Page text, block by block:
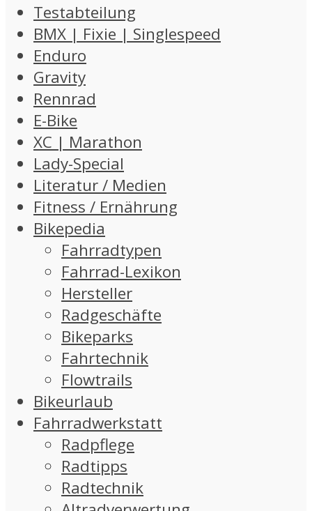
Testabteilung
BMX | Fixie | Singlespeed
Enduro
Gravity
Rennrad
E-Bike
XC | Marathon
Lady-Special
Literatur / Medien
Fitness / Ernährung
Bikepedia
Fahrradtypen
Fahrrad-Lexikon
Hersteller
Radgeschäfte
Bikeparks
Fahrtechnik
Flowtrails
Bikeurlaub
Fahrradwerkstatt
Radpflege
Radtipps
Radtechnik